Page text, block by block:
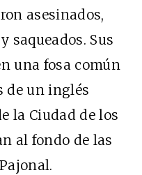
asesinados,
saqueados. Sus
una fosa común
de un inglés
la Ciudad de los
al fondo de las